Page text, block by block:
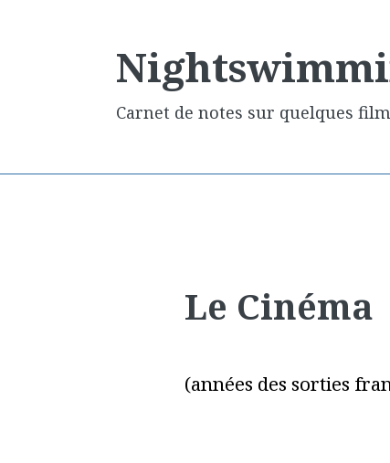
Carnet de notes sur quelques
Le Cinéma
(années des sorties